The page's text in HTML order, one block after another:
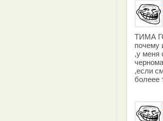
ТИМА
почему
,у меня
,если
болеее